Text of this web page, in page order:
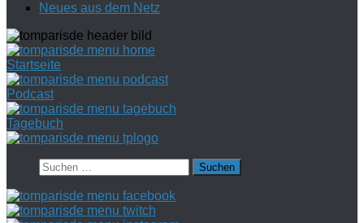
Neues aus dem Netz
Startseite
Podcast
Tagebuch
Suchen
nach: